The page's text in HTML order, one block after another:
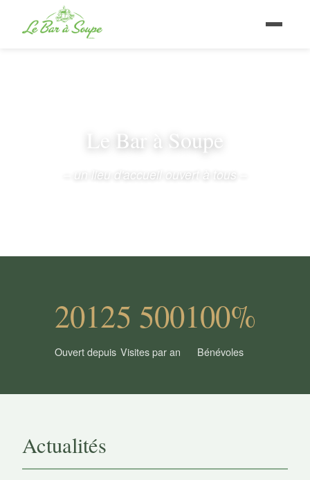
Le Bar à Soupe
– un lieu d'accueil ouvert à tous –
2012
Ouvert depuis
5 500
Visites par an
100%
Bénévoles
Actualités